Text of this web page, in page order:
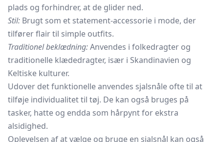
plads og forhindrer, at de glider ned.
Stil: Brugt som et statement-accessorie i mode, der
tilfører flair til simple outfits.
Traditionel beklædning:Anvendes i folkedragter og
traditionelle klædedragter, især i Skandinavien og
Keltiske kulturer.
Udover det funktionelle anvendes sjalsnåle ofte til at
tilføje individualitet til tøj. De kan også bruges på
tasker, hatte og endda som hårpynt for ekstra
alsidighed.
Oplevelsen af at vælge og bruge en sjalsnål kan også